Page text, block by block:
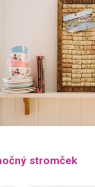
stromček